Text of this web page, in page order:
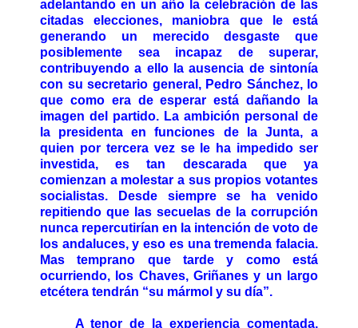
adelantando en un año la celebración de las
citadas elecciones, maniobra que le está
generando un merecido desgaste que
posiblemente sea incapaz de superar,
contribuyendo a ello la ausencia de sintonía
con su secretario general, Pedro Sánchez, lo
que como era de esperar está dañando la
imagen del partido. La ambición personal de
la presidenta en funciones de la Junta, a
quien por tercera vez se le ha impedido ser
investida, es tan descarada que ya
comienzan a molestar a sus propios votantes
socialistas. Desde siempre se ha venido
repitiendo que las secuelas de la corrupción
nunca repercutirían en la intención de voto de
los andaluces, y eso es una tremenda falacia.
Mas temprano que tarde y como está
ocurriendo, los Chaves, Griñanes y un largo
etcétera tendrán “su mármol y su día”.
A tenor de la experiencia comentada,